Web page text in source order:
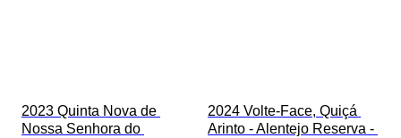
2023 Quinta Nova de
Nossa Senhora do
2024 Volte-Face, Quiçá
Arinto - Alentejo Reserva -